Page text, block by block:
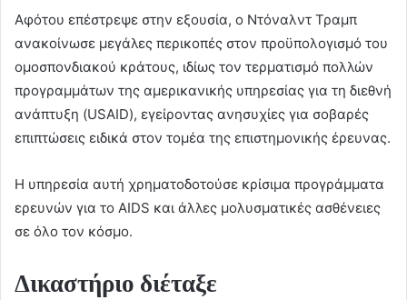
Αφότου επέστρεψε στην εξουσία, ο Ντόναλντ Τραμπ
ανακοίνωσε μεγάλες περικοπές στον προϋπολογισμό του
ομοσπονδιακού κράτους, ιδίως τον τερματισμό πολλών
προγραμμάτων της αμερικανικής υπηρεσίας για τη διεθνή
ανάπτυξη (USAID), εγείροντας ανησυχίες για σοβαρές
επιπτώσεις ειδικά στον τομέα της επιστημονικής έρευνας.
Η υπηρεσία αυτή χρηματοδοτούσε κρίσιμα προγράμματα
ερευνών για το AIDS και άλλες μολυσματικές ασθένειες
σε όλο τον κόσμο.
Δικαστήριο διέταξε